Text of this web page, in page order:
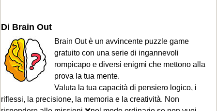
Di Brain Out
Brain Out è un avvincente puzzle game
gratuito con una serie di ingannevoli
rompicapo e diversi enigmi che mettono alla
prova la tua mente.
Valuta la tua capacità di pensiero logico, i
riflessi, la precisione, la memoria e la creatività. Non